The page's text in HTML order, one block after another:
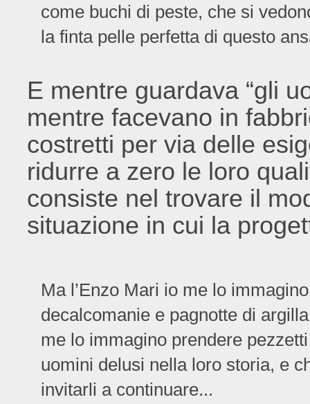
come buchi di peste, che si
la finta pelle perfetta di questo
E mentre guardava “gli
mentre facevano in
costretti per via delle
ridurre a zero le loro
consiste nel trovare il
situazione in cui la
Ma l’Enzo Mari io me lo
decalcomanie e pagnotte di
me lo immagino prendere
uomini delusi nella loro storia, e
invitarli a continuare...